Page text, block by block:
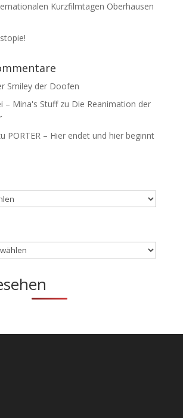
Kurzfilmtagen Oberhausen
Smiley der Doofen
– Mina's Stuffzu Die Reanimation der
PORTER – Hier endet und hier beginnt